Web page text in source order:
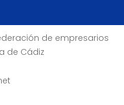
de empresarios
de Cádiz